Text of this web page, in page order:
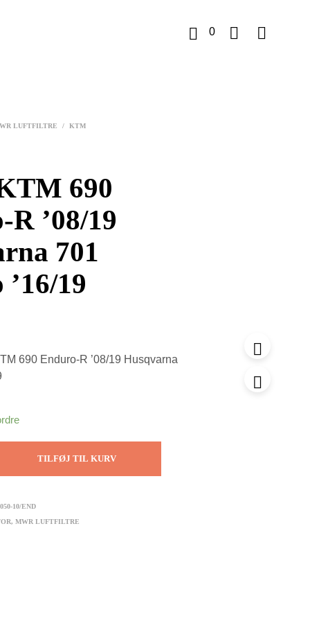
0
LUFTFILTRE / KTM
690
’08/19
701
19
690 Enduro-R ’08/19 Husqvarna
TILFØJ TIL KURV
10/END
,MWR LUFTFILTRE